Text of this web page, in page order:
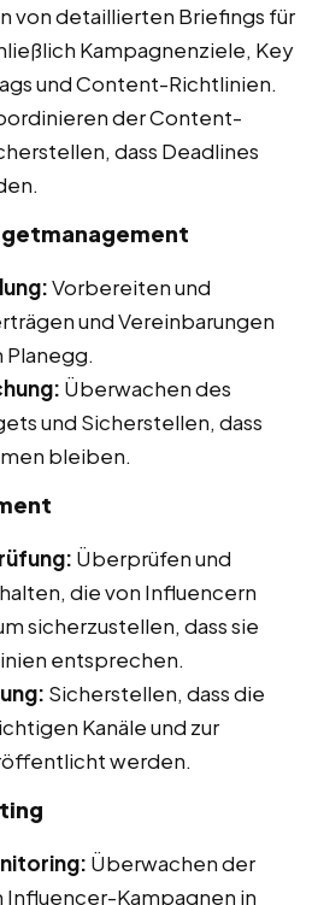
von detaillierten Briefings für
Kampagnenziele, Key
und Content-Richtlinien.
der Content-
dass Deadlines
Vorbereiten und
und Vereinbarungen
Planegg.
Überwachen des
und Sicherstellen, dass
bleiben.
Überprüfen und
die von Influencern
sicherzustellen, dass sie
entsprechen.
Sicherstellen, dass die
Kanäle und zur
werden.
Überwachen der
Influencer-Kampagnen in